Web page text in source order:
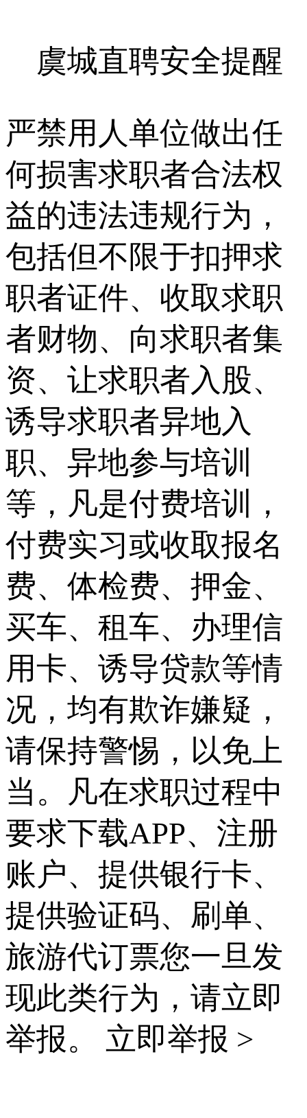
虞城直聘安全提醒
严禁用人单位做出任
何损害求职者合法权
益的违法违规行为，
包括但不限于扣押求
职者证件、收取求职
者财物、向求职者集
资、让求职者入股、
诱导求职者异地入
职、异地参与培训
等，凡是付费培训，
付费实习或收取报名
费、体检费、押金、
买车、租车、办理信
用卡、诱导贷款等情
况，均有欺诈嫌疑，
请保持警惕，以免上
当。凡在求职过程中
要求下载APP、注册
账户、提供银行卡、
提供验证码、刷单、
旅游代订票您一旦发
现此类行为，请立即
举报。 立即举报 >